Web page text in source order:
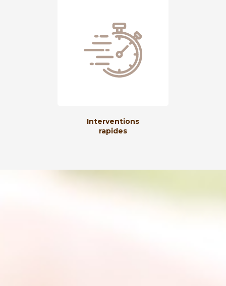
Interventions
rapides